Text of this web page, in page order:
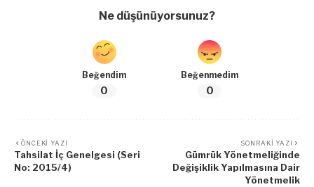
Ne düşünüyorsunuz?
Beğendim
0
Beğenmedim
0
ÖNCEKI YAZI
Tahsilat İç Genelgesi (Seri
No: 2015/4)
SONRAKI YAZI
Gümrük Yönetmeliğinde
Değişiklik Yapılmasına Dair
Yönetmelik